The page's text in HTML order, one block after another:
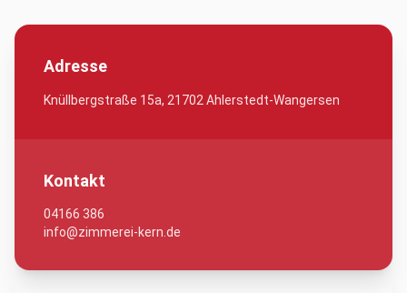
Adresse
Knüllbergstraße 15a, 21702 Ahlerstedt-Wangersen
Kontakt
04166 386
info@zimmerei-kern.de